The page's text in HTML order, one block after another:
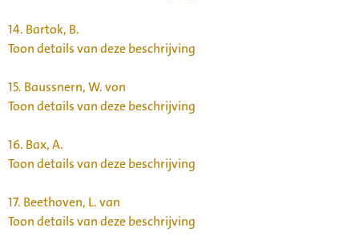
14. Bartok, B.
Toon details van deze beschrijving
15. Baussnern, W. von
Toon details van deze beschrijving
16. Bax, A.
Toon details van deze beschrijving
17. Beethoven, L. van
Toon details van deze beschrijving